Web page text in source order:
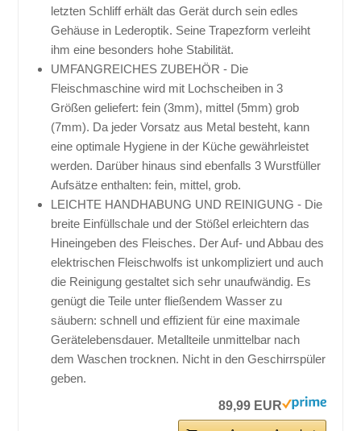
letzten Schliff erhält das Gerät durch sein edles
Gehäuse in Lederoptik. Seine Trapezform verleiht
ihm eine besonders hohe Stabilität.
UMFANGREICHES ZUBEHÖR - Die
Fleischmaschine wird mit Lochscheiben in 3
Größen geliefert: fein (3mm), mittel (5mm) grob
(7mm). Da jeder Vorsatz aus Metal besteht, kann
eine optimale Hygiene in der Küche gewährleistet
werden. Darüber hinaus sind ebenfalls 3 Wurstfüller
Aufsätze enthalten: fein, mittel, grob.
LEICHTE HANDHABUNG UND REINIGUNG - Die
breite Einfüllschale und der Stößel erleichtern das
Hineingeben des Fleisches. Der Auf- und Abbau des
elektrischen Fleischwolfs ist unkompliziert und auch
die Reinigung gestaltet sich sehr unaufwändig. Es
genügt die Teile unter fließendem Wasser zu
säubern: schnell und effizient für eine maximale
Gerätelebensdauer. Metallteile unmittelbar nach
dem Waschen trocknen. Nicht in den Geschirrspüler
geben.
89,99 EUR